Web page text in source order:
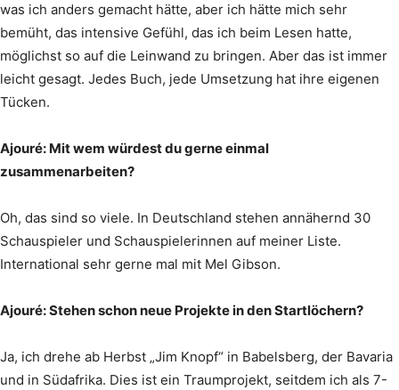
was ich anders gemacht hätte, aber ich hätte mich sehr
bemüht, das intensive Gefühl, das ich beim Lesen hatte,
möglichst so auf die Leinwand zu bringen. Aber das ist immer
leicht gesagt. Jedes Buch, jede Umsetzung hat ihre eigenen
Tücken.
Ajouré: Mit wem würdest du gerne einmal
zusammenarbeiten?
Oh, das sind so viele. In Deutschland stehen annähernd 30
Schauspieler und Schauspielerinnen auf meiner Liste.
International sehr gerne mal mit Mel Gibson.
Ajouré: Stehen schon neue Projekte in den Startlöchern?
Ja, ich drehe ab Herbst „Jim Knopf“ in Babelsberg, der Bavaria
und in Südafrika. Dies ist ein Traumprojekt, seitdem ich als 7-